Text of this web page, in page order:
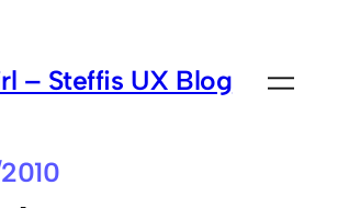
– Steffis UX Blog